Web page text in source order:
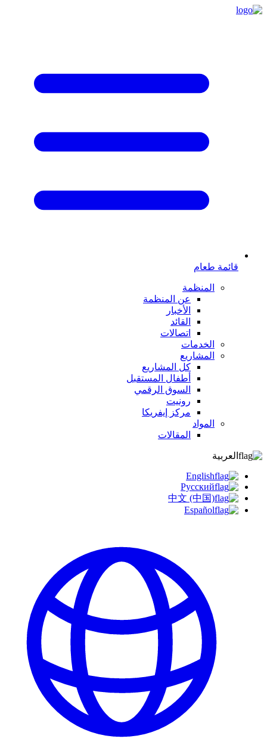
قائمة طعام
المنظمة
عن المنظمة
الأخبار
القائد
اتصالات
الخدمات
المشاريع
كل المشاريع
أطفال المستقبل
السوق الرقمي
رونيت
مركز إيفريكا
المواد
المقالات
العربية
English
Русский
中文 (中国)
Español